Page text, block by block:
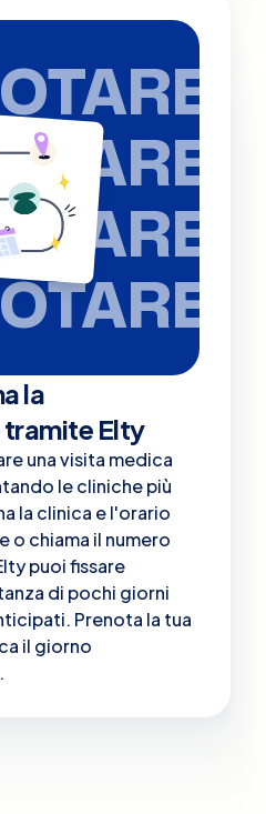
la
Elty
una visita medica
le cliniche più
la clinica e l'orario
o chiama il numero
puoi fissare
di pochi giorni
Prenota la tua
il giorno